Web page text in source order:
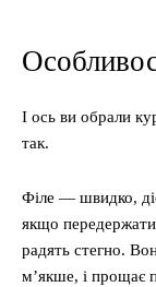
І ось ви обрали
так.
Філе — швидко,
якщо
радять стегно.
м’якше, і прощає